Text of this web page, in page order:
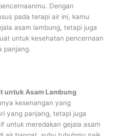
Dengan
pada terapi air ini, kamu
asam lambung, tetapi juga
untuk kesehatan pencernaan
panjang.
untuk Asam Lambung
kesenangan yang
yang panjang, tetapi juga
untuk meredakan gejala asam